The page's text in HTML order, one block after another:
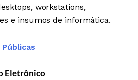
workstations,
e insumos de informática.
Eletrônico